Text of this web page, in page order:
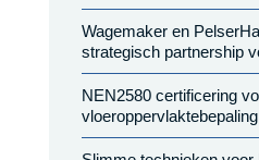
Wagemaker en
strategisch partnership
NEN2580 certificering